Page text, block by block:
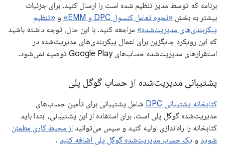
برنامه که توسط مدیر تنظیم شده است را ارسال کنید. برای جزئیات
بیشتر به بخش «نحوه تعامل کنسول DPC و EMM» و «تنظیم
پیکربندی‌های مدیریت‌شده» مراجعه کنید. با این حال، توجه داشته باشید
که این رویکرد جایگزین برای اعمال پیکربندی‌های مدیریت‌شده در
استقرارهای مدیریت‌شده حساب‌های Google Play توصیه نمی‌شود.
پشتیبانی مدیریت‌شده از حساب گوگل پلی
کتابخانه پشتیبانی DPC
شامل پشتیبانی برای تأمین حساب‌های
مدیریت‌شده گوگل پلی است. برای استفاده از این پشتیبانی، ابتدا باید
کتابخانه را راه‌اندازی اولیه کنید و سپس می‌توانید از محیط کاری مطمئن
شوید و یک حساب مدیریت‌شده گوگل پلی اضافه کنید .